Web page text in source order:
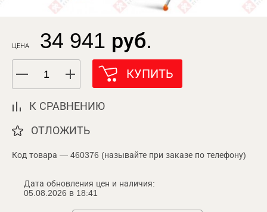
ЦЕНА 34 941 руб.
КУПИТЬ
К СРАВНЕНИЮ
ОТЛОЖИТЬ
Код товара — 460376 (называйте при заказе по телефону)
Дата обновления цен и наличия:
05.08.2026 в 18:41